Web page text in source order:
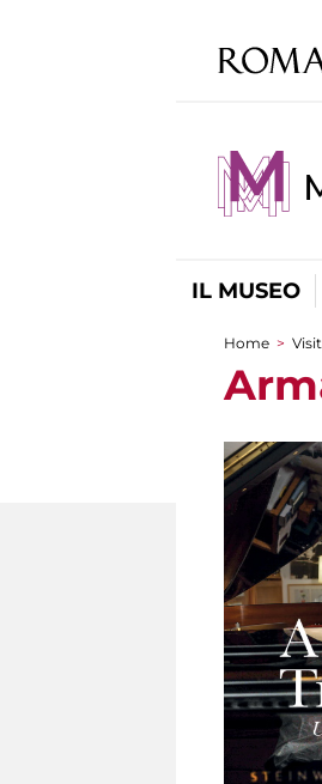
IL MUSEO
Tu sei
Home >